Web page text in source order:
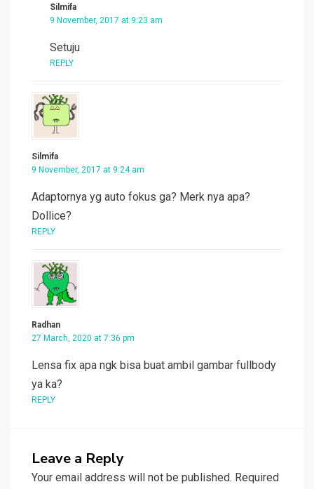
Silmifa
9 November, 2017 at 9:23 am
Setuju
REPLY
Silmifa
9 November, 2017 at 9:24 am
Adaptornya yg auto fokus ga? Merk nya apa?
Dollice?
REPLY
Radhan
27 March, 2020 at 7:36 pm
Lensa fix apa ngk bisa buat ambil gambar fullbody
ya ka?
REPLY
Leave a Reply
Your email address will not be published. Required